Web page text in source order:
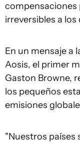
irreversibles a
En un mensaje a
Aosis, el primer
Gaston Browne,
los pequeños
emisiones
"Nuestros países